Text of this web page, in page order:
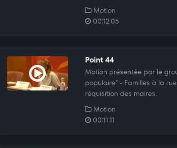
Motion
00:12:05
Point 44
Motion présentée par le
populaire" - Familles à la
réquisition des maires.
Motion
00:11:11